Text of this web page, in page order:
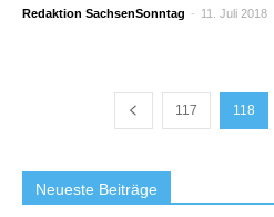
Redaktion SachsenSonntag - 11. Juli 2018
117 118
Neueste Beiträge